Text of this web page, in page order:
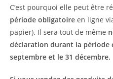
C’est pourquoi elle peut être
période obligatoire en ligne
papier). Il sera tout de même
déclaration durant la période
septembre et le 31 décembre.